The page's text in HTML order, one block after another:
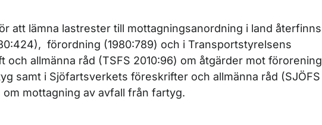
i fiskehamn
att lämna lastrester till mottagningsanordning i land återfinns
förordning (1980:789) och i Transportstyrelsens
och allmänna råd (TSFS 2010:96) om åtgärder mot förorening
samt i Sjöfartsverkets föreskrifter och allmänna råd (SJÖFS
om mottagning av avfall från fartyg.